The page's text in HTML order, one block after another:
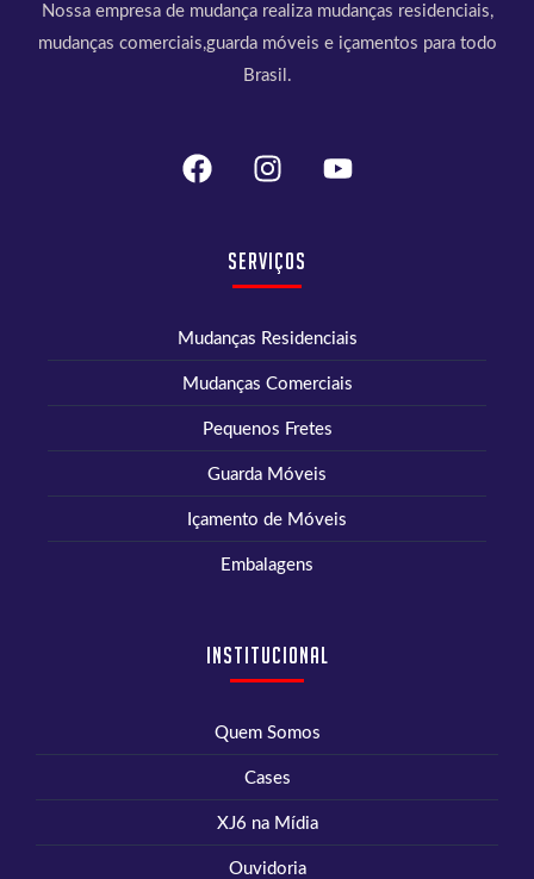
Nossa empresa de mudança realiza mudanças residenciais,
mudanças comerciais,guarda móveis e içamentos para todo
Brasil.
Serviços
Mudanças Residenciais
Mudanças Comerciais
Pequenos Fretes
Guarda Móveis
Içamento de Móveis
Embalagens
Institucional
Quem Somos
Cases
XJ6 na Mídia
Ouvidoria